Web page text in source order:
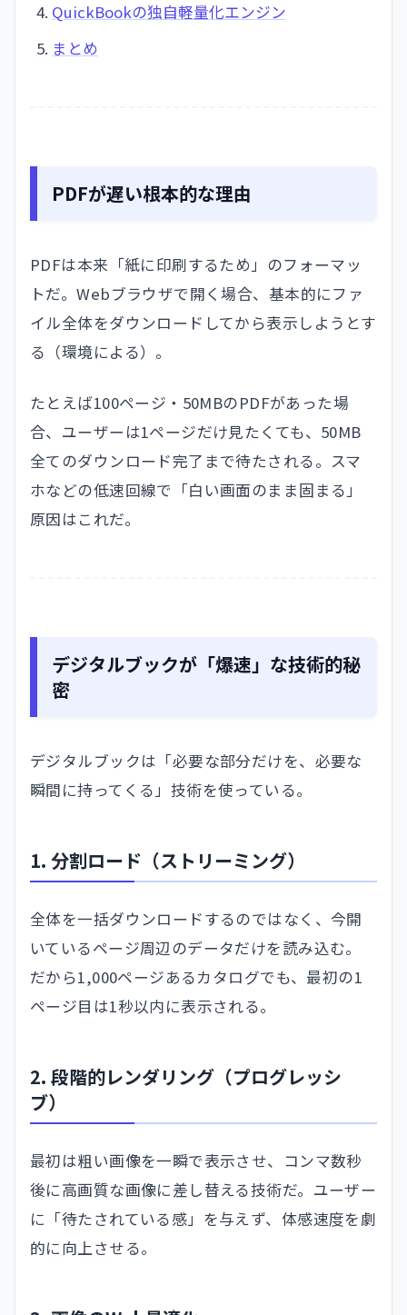
QuickBookの独自軽量化エンジン
まとめ
PDFが遅い根本的な理由
PDFは本来「紙に印刷するため」のフォーマッ
トだ。Webブラウザで開く場合、基本的にファ
イル全体をダウンロードしてから表示しようとす
る（環境による）。
たとえば100ページ・50MBのPDFがあった場
合、ユーザーは1ページだけ見たくても、50MB
全てのダウンロード完了まで待たされる。スマ
ホなどの低速回線で「白い画面のまま固まる」
原因はこれだ。
デジタルブックが「爆速」な技術的秘
密
デジタルブックは「必要な部分だけを、必要な
瞬間に持ってくる」技術を使っている。
1. 分割ロード（ストリーミング）
全体を一括ダウンロードするのではなく、今開
いているページ周辺のデータだけを読み込む。
だから1,000ページあるカタログでも、最初の1
ページ目は1秒以内に表示される。
2. 段階的レンダリング（プログレッシ
ブ）
最初は粗い画像を一瞬で表示させ、コンマ数秒
後に高画質な画像に差し替える技術だ。ユーザー
に「待たされている感」を与えず、体感速度を劇
的に向上させる。